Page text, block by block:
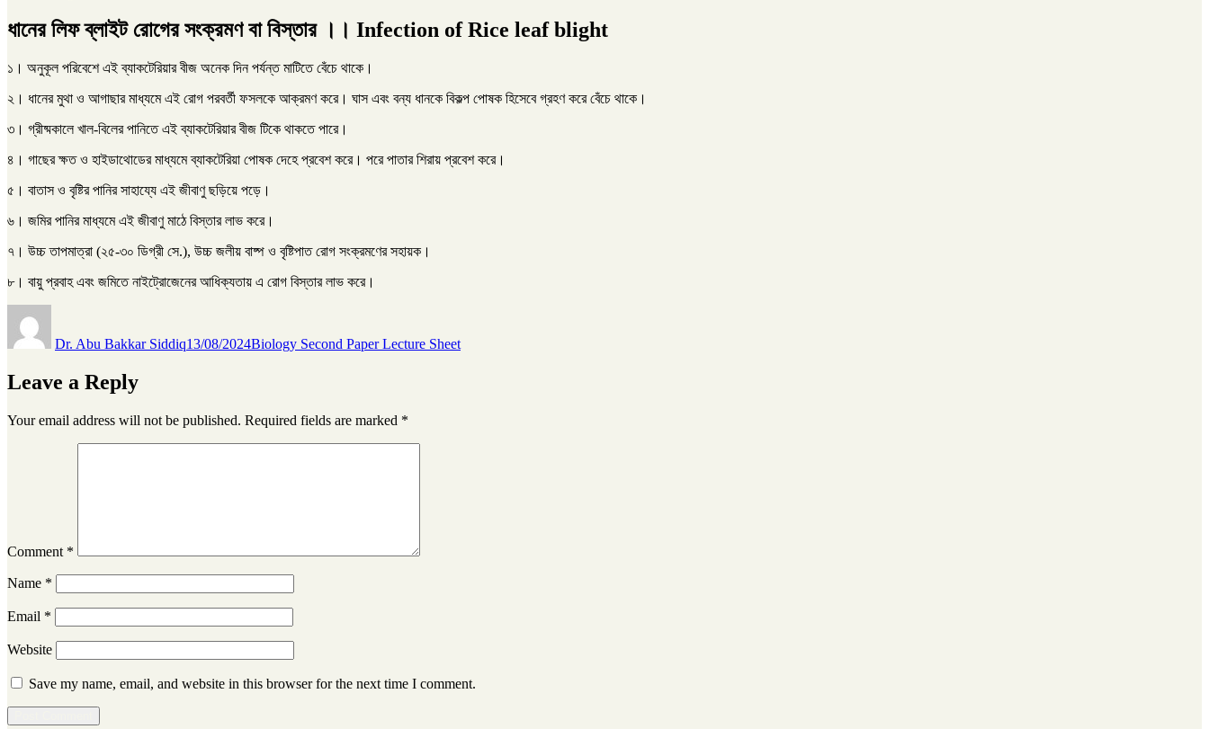
ধানের লিফ ব্লাইট রোগের সংক্রমণ বা বিস্তার ।। Infection of Rice leaf blight
১। অনুকূল পরিবেশে এই ব্যাকটেরিয়ার বীজ অনেক দিন পর্যন্ত মাটিতে বেঁচে থাকে।
২। ধানের মুথা ও আগাছার মাধ্যমে এই রোগ পরবর্তী ফসলকে আক্রমণ করে। ঘাস এবং বন্য ধানকে বিকল্প পোষক হিসেবে গ্রহণ করে বেঁচে থাকে।
৩। গ্রীষ্মকালে খাল-বিলের পানিতে এই ব্যাকটেরিয়ার বীজ টিকে থাকতে পারে।
৪। গাছের ক্ষত ও হাইডাথোডের মাধ্যমে ব্যাকটেরিয়া পোষক দেহে প্রবেশ করে। পরে পাতার শিরায় প্রবেশ করে।
৫। বাতাস ও বৃষ্টির পানির সাহায্যে এই জীবাণু ছড়িয়ে পড়ে।
৬। জমির পানির মাধ্যমে এই জীবাণু মাঠে বিস্তার লাভ করে।
৭। উচ্চ তাপমাত্রা (২৫-৩০ ডিগ্রী সে.), উচ্চ জলীয় বাষ্প ও বৃষ্টিপাত রোগ সংক্রমণের সহায়ক।
৮। বায়ু প্রবাহ এবং জমিতে নাইট্রোজেনের আধিক্যতায় এ রোগ বিস্তার লাভ করে।
Dr. Abu Bakkar Siddiq13/08/2024Biology Second Paper Lecture Sheet
Leave a Reply
Your email address will not be published. Required fields are marked *
Comment *
Name *
Email *
Website
Save my name, email, and website in this browser for the next time I comment.